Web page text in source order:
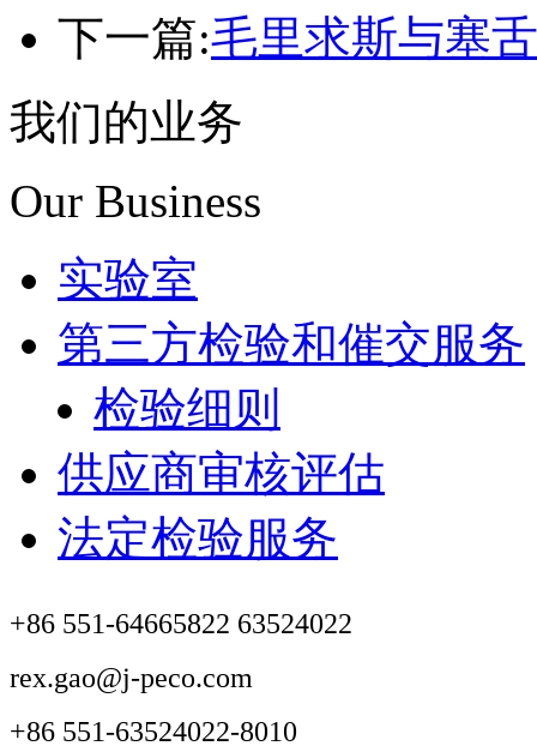
下一篇:毛里求斯与塞
我们的业务
Our Business
实验室
第三方检验和催交服务
检验细则
供应商审核评估
法定检验服务
+86 551-64665822 63524022
rex.gao@j-peco.com
+86 551-63524022-8010